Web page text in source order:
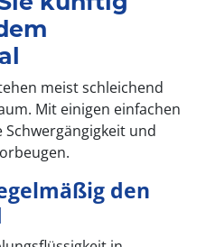
meist schleichend
Mit einigen einfachen
und
den